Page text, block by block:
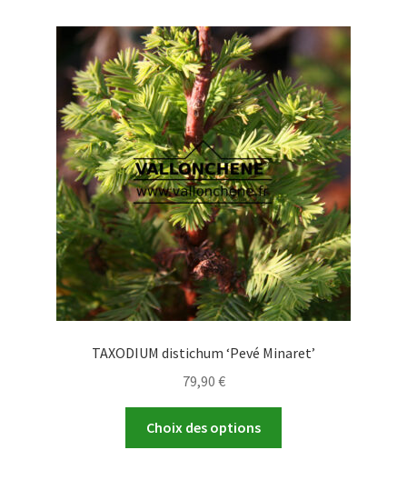
variations.
Les
options
peuvent
être
choisies
sur
la
page
du
produit
TAXODIUM distichum ‘Pevé Minaret’
79,90 €
Choix des options